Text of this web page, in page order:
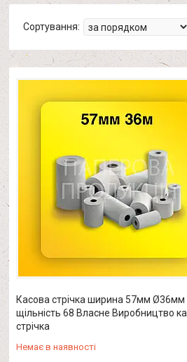
Касова стрічка ширина 57мм Ø36мм
щільність 68 Власне Виробництво
стрічка
Немає в наявності